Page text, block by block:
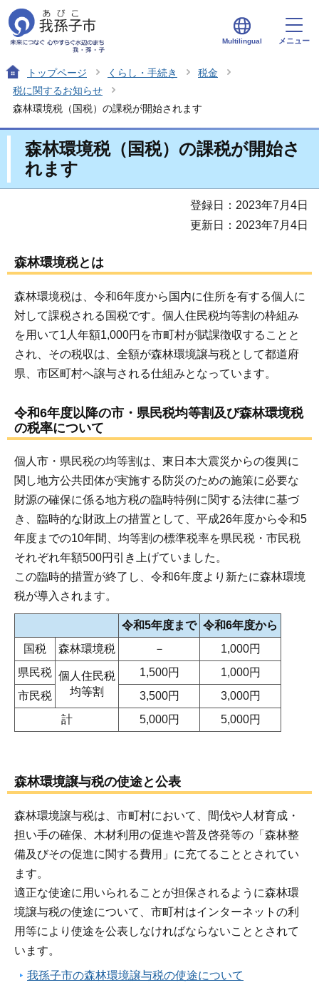
Multilingual メニュー
トップページ くらし・手続き
税金
税に関するお知らせ
森林環境税（国税）の課税が開始されます
森林環境税（国税）の課税が開始さ
れます
登録日：2023年7月4日
更新日：2023年7月4日
森林環境税とは
森林環境税は、令和6年度から国内に住所を有する個人に
対して課税される国税です。個人住民税均等割の枠組み
を用いて1人年額1,000円を市町村が賦課徴収することと
され、その税収は、全額が森林環境譲与税として都道府
県、市区町村へ譲与される仕組みとなっています。
令和6年度以降の市・県民税均等割及び森林環境税
の税率について
個人市・県民税の均等割は、東日本大震災からの復興に
関し地方公共団体が実施する防災のための施策に必要な
財源の確保に係る地方税の臨時特例に関する法律に基づ
き、臨時的な財政上の措置として、平成26年度から令和5
年度までの10年間、均等割の標準税率を県民税・市民税
それぞれ年額500円引き上げていました。
この臨時的措置が終了し、令和6年度より新たに森林環境
税が導入されます。
令和5年度まで 令和6年度から
国税
森林環境税 －
1,000円
県民税 個人住民税
均等割
1,500円
1,000円
市民税
3,500円
3,000円
計
5,000円 5,000円
森林環境譲与税の使途と公表
森林環境譲与税は、市町村において、間伐や人材育成・
担い手の確保、木材利用の促進や普及啓発等の「森林整
備及びその促進に関する費用」に充てることとされてい
ます。
適正な使途に用いられることが担保されるように森林環
境譲与税の使途について、市町村はインターネットの利
用等により使途を公表しなければならないこととされて
います。
我孫子市の森林環境譲与税の使途について